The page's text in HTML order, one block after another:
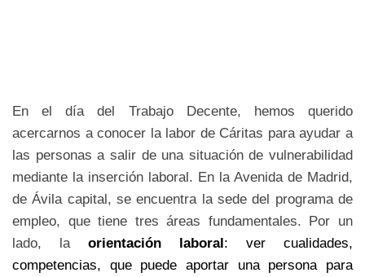
En el día del Trabajo Decente, hemos querido
acercarnos a conocer la labor de Cáritas para ayudar a
las personas a salir de una situación de vulnerabilidad
mediante la inserción laboral. En la Avenida de Madrid,
de Ávila capital, se encuentra la sede del programa de
empleo, que tiene tres áreas fundamentales. Por un
lado, la orientación laboral: ver cualidades,
competencias, que puede aportar una persona para